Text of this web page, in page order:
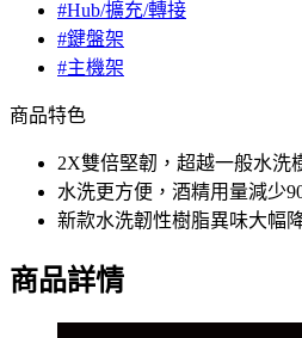
#Hub/擴充/轉接
#鍵盤架
#主機架
商品特色
2X雙倍堅韌，超越一般水洗
水洗更方便，酒精用量減少
新款水洗韌性樹脂異味大幅
商品詳情